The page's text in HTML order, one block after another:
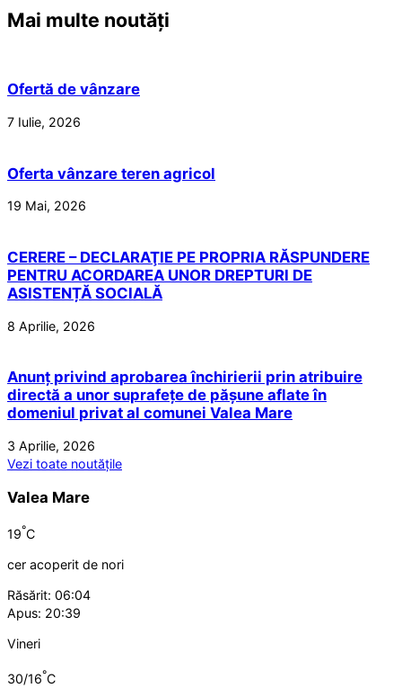
Mai multe noutăți
Ofertă de vânzare
7 Iulie, 2026
Oferta vânzare teren agricol
19 Mai, 2026
CERERE – DECLARAŢIE PE PROPRIA RĂSPUNDERE
PENTRU ACORDAREA UNOR DREPTURI DE
ASISTENȚĂ SOCIALĂ
8 Aprilie, 2026
Anunț privind aprobarea închirierii prin atribuire
directă a unor suprafețe de pășune aflate în
domeniul privat al comunei Valea Mare
3 Aprilie, 2026
Vezi toate noutățile
Valea Mare
19°C
cer acoperit de nori
Răsărit: 06:04
Apus: 20:39
Vineri
30/16°C